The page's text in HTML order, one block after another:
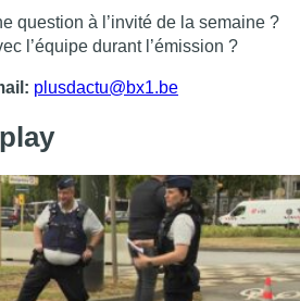
question à l’invité de la semaine ?
l’équipe durant l’émission ?
plusdactu@bx1.be